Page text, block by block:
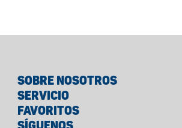
SOBRE NOSOTROS
SERVICIO
FAVORITOS